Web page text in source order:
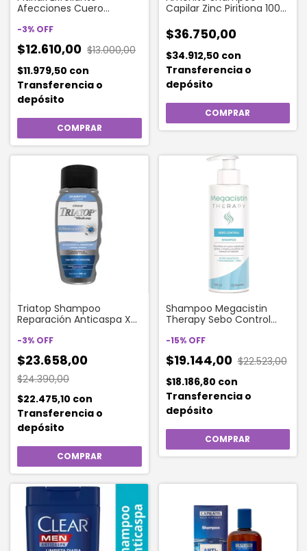
Afecciones Cuero
Ml
-3% OFF
$12.610,00 $13.000,00
$11.979,50 con
Transferencia o
depósito
Capilar Zinc Piritiona 100
$36.750,00
$34.912,50 con
Transferencia o
depósito
Triatop Shampoo
Reparación Anticaspa X
-3% OFF
$23.658,00
$24.390,00
$22.475,10 con
Transferencia o
depósito
Shampoo Megacistin
Therapy Sebo Control
-15% OFF
$19.144,00 $22.523,00
$18.186,80 con
Transferencia o
depósito